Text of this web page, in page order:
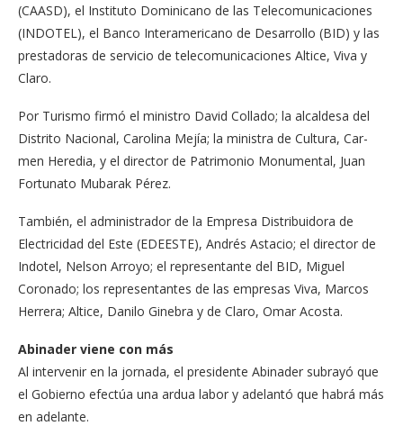
(CAASD), el Instituto Do­minicano de las Telecomu­nicaciones
(INDOTEL), el Banco Interamericano de Desarrollo (BID) y las
pres­tadoras de servicio de tele­comunicaciones Altice, Viva y
Claro.
Por Turismo firmó el mi­nistro David Collado; la al­caldesa del
Distrito Na­cional, Carolina Mejía; la ministra de Cultura, Car­
men Heredia, y el director de Patrimonio Monumen­tal, Juan
Fortunato Muba­rak Pérez.
También, el administra­dor de la Empresa Distri­buidora de
Electricidad del Este (EDEESTE), Andrés Astacio; el director de
In­dotel, Nelson Arroyo; el re­presentante del BID, Miguel
Coronado; los represen­tantes de las empresas Vi­va, Marcos
Herrera; Altice, Danilo Ginebra y de Claro, Omar Acosta.
Abinader viene con más
Al intervenir en la jornada, el presidente Abinader subrayó que
el Gobierno efectúa una ardua labor y adelantó que habrá más
en adelante.